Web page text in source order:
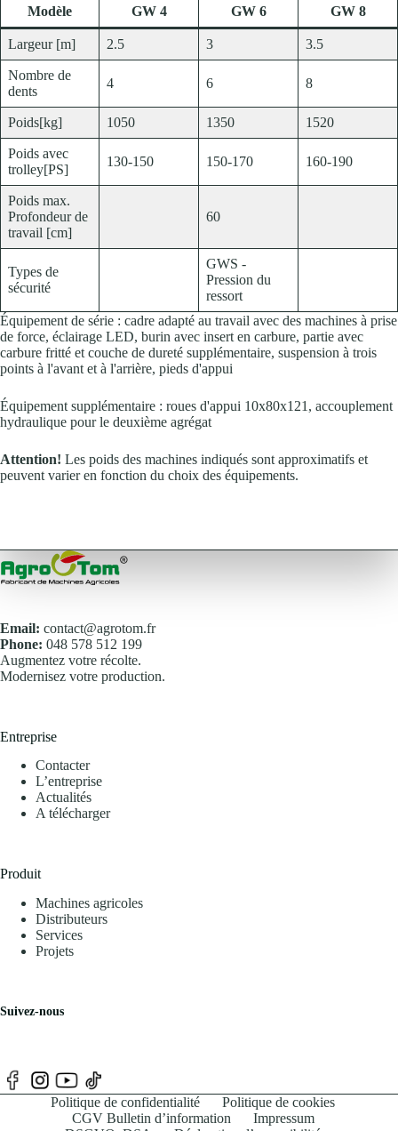
Modèle GW 4 GW 6 GW 8
Largeur [m] 2.5 3 3.5
Nombre de
dents
4 6 8
Poids[kg] 1050 1350 1520
Poids avec
trolley[PS]
130-150 150-170 160-190
Poids max.
Profondeur de
travail [cm]
60
Types de
sécurité
GWS -
Pression du
ressort
Équipement de série : cadre adapté au travail avec des machines à prise
de force, éclairage LED, burin avec insert en carbure, partie avec
carbure fritté et couche de dureté supplémentaire, suspension à trois
points à l'avant et à l'arrière, pieds d'appui
Équipement supplémentaire : roues d'appui 10x80x121, accouplement
hydraulique pour le deuxième agrégat
Attention! Les poids des machines indiqués sont approximatifs et
peuvent varier en fonction du choix des équipements.
Email: contact@agrotom.fr
Phone: 048 578 512 199
Augmentez votre récolte.
Modernisez votre production.
Entreprise
Contacter
L’entreprise
Actualités
A télécharger
Produit
Machines agricoles
Distributeurs
Services
Projets
Suivez-nous
Politique de confidentialité
Politique de cookies
CGV Bulletin d’information
Impressum